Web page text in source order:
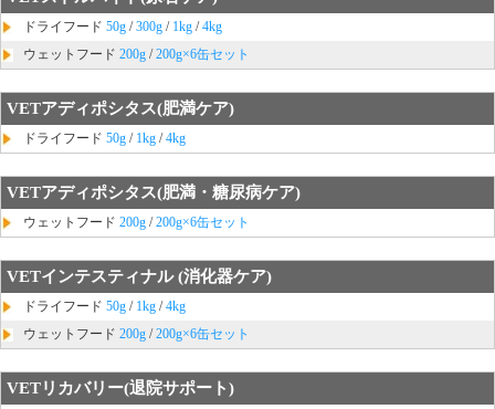
ドライフード 50g /300g / 1kg /4kg
ウェットフード 200g /200g×6缶セット
VETアディポシタス(肥満ケア)
ドライフード 50g / 1kg /4kg
VETアディポシタス(肥満・糖尿病ケア)
ウェットフード 200g /200g×6缶セット
VETインテスティナル (消化器ケア)
ドライフード 50g / 1kg /4kg
ウェットフード 200g /200g×6缶セット
VETリカバリー(退院サポート)